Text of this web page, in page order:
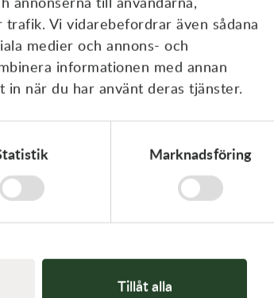
Vi vidarebefordrar även sådana
medier och annons- och
informationen med annan
när du har använt deras tjänster.
Marknadsföring
Tillåt alla
Gaffelservice
Stötdämparservice
Kolvbyte 4-takt
Motorrenovering
Service